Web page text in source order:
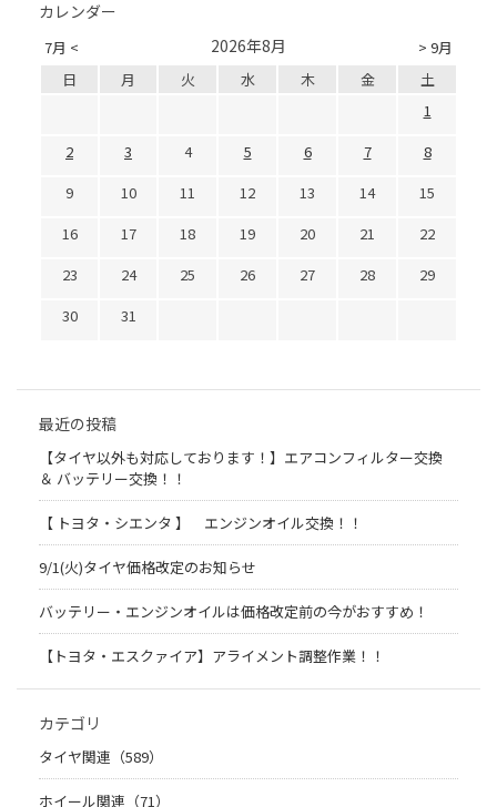
カレンダー
7月 < > 9月
2026年8月
日 月 火 水 木 金
土
1
2
3 4 5 6 7
8
9
10 11 12 13 14
15
16
17 18 19 20 21
22
23
24 25 26 27 28
29
30
31
最近の投稿
【タイヤ以外も対応しております！】エアコンフィルター交換
＆ バッテリー交換！！
【 トヨタ・シエンタ 】 エンジンオイル交換！！
9/1(火)タイヤ価格改定のお知らせ
バッテリー・エンジンオイルは価格改定前の今がおすすめ！
【トヨタ・エスクァイア】アライメント調整作業！！
カテゴリ
タイヤ関連（589）
ホイール関連（71）